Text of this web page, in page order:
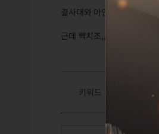
결사대와 아인라허는 필수조,,,
근데 빡치조,,,,
키워드